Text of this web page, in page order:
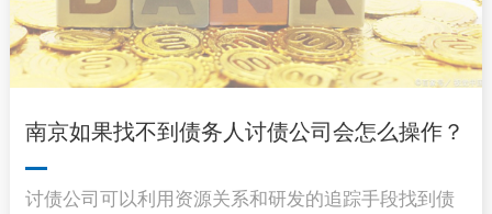
南京如果找不到债务人讨债公司会怎么操作？
讨债公司可以利用资源关系和研发的追踪手段找到债